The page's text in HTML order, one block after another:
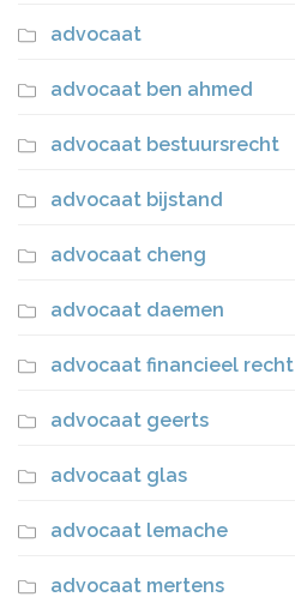
advocaat
advocaat ben ahmed
advocaat bestuursrecht
advocaat bijstand
advocaat cheng
advocaat daemen
advocaat financieel recht
advocaat geerts
advocaat glas
advocaat lemache
advocaat mertens